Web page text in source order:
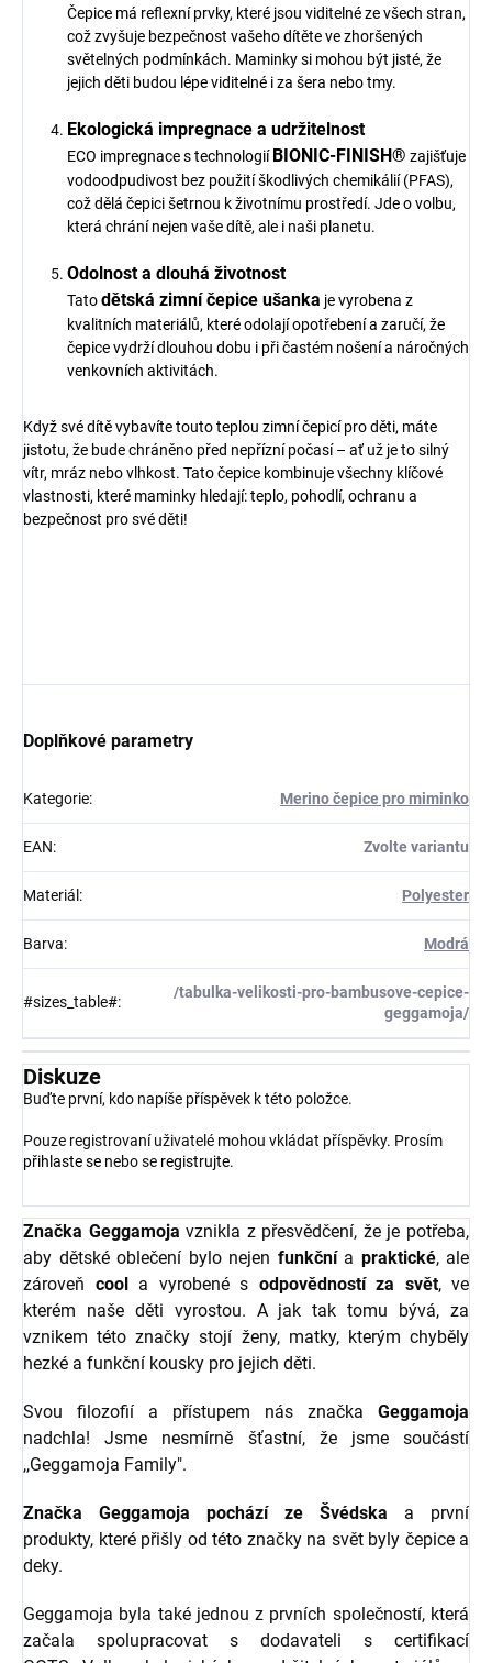
Čepice má reflexní prvky, které jsou viditelné ze všech stran,
což zvyšuje bezpečnost vašeho dítěte ve zhoršených
světelných podmínkách. Maminky si mohou být jisté, že
jejich děti budou lépe viditelné i za šera nebo tmy.
Ekologická impregnace a udržitelnost
ECO impregnace s technologiíBIONIC-FINISH® zajišťuje
vodoodpudivost bez použití škodlivých chemikálií (PFAS),
což dělá čepici šetrnou k životnímu prostředí. Jde o volbu,
která chrání nejen vaše dítě, ale i naši planetu.
Odolnost a dlouhá životnost
Tatodětská zimní čepice ušanka je vyrobena z
kvalitních materiálů, které odolají opotřebení a zaručí, že
čepice vydrží dlouhou dobu i při častém nošení a náročných
venkovních aktivitách.
Když své dítě vybavíte touto teplou zimní čepicí pro děti, máte
jistotu, že bude chráněno před nepřízní počasí – ať už je to silný
vítr, mráz nebo vlhkost. Tato čepice kombinuje všechny klíčové
vlastnosti, které maminky hledají: teplo, pohodlí, ochranu a
bezpečnost pro své děti!
Doplňkové parametry
Kategorie: Merino čepice pro miminko
EAN: Zvolte variantu
Materiál : Polyester
Barva: Modrá
#sizes_table#:
/tabulka-velikosti-pro-bambusove-cepice-
geggamoja/
Diskuze
Buďte první, kdo napíše příspěvek k této položce.
Pouze registrovaní uživatelé mohou vkládat příspěvky. Prosím
přihlaste se nebo se registrujte.
Značka Geggamoja vznikla z přesvědčení, že je potřeba,
aby dětské oblečení bylo nejen funkčnía praktické, ale
zároveň coola vyrobené s odpovědností za svět, ve
kterém naše děti vyrostou. A jak tak tomu bývá, za
vznikem této značky stojí ženy, matky, kterým chyběly
hezké a funkční kousky pro jejich děti.
Svou filozofií a přístupem nás značka Geggamoja
nadchla! Jsme nesmírně šťastní, že jsme součástí
,,Geggamoja Family".
Značka Geggamoja pochází ze Švédska a první
produkty, které přišly od této značky na svět byly čepice a
deky.
Geggamoja byla také jednou z prvních společností, která
začala spolupracovat s dodavateli s certifikací